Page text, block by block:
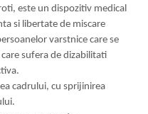
este un dispozitiv medical
si libertate de miscare
varstnice care se
sufera de dizabilitati
cadrului, cu sprijinirea